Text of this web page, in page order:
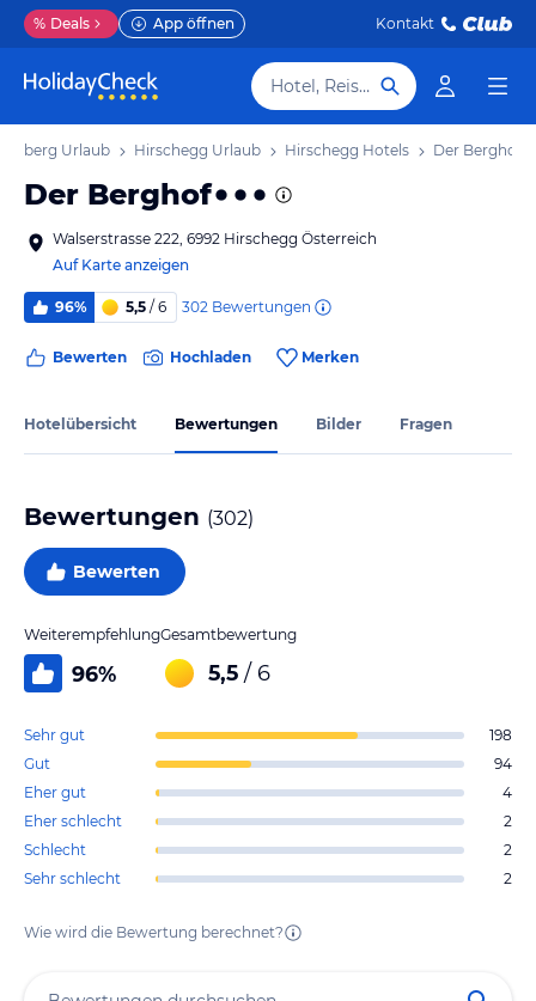
% Deals App öffnen Kontakt
Hotel, Reiseziel
Urlaub Hirschegg Urlaub Hirschegg Hotels Der Berghof
Der Berghof
Walserstrasse 222, 6992 Hirschegg Österreich
Auf Karte anzeigen
96% 5,5 / 6 302 Bewertungen
Bewerten Hochladen Merken
Hotelübersicht Bewertungen Bilder Fragen
Bewertungen (302)
Bewerten
Weiterempfehlung
96%
Gesamtbewertung
5,5 / 6
Sehr gut
198
Gut
94
Eher gut
4
Eher schlecht
2
Schlecht
2
Sehr schlecht
2
Wie wird die Bewertung berechnet?